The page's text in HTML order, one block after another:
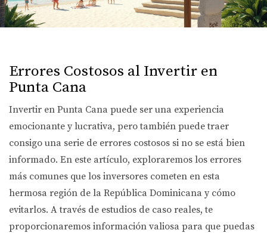
Errores Costosos al Invertir en
Punta Cana
Invertir en Punta Cana puede ser una experiencia
emocionante y lucrativa, pero también puede traer
consigo una serie de errores costosos si no se está bien
informado. En este artículo, exploraremos los errores
más comunes que los inversores cometen en esta
hermosa región de la República Dominicana y cómo
evitarlos. A través de estudios de caso reales, te
proporcionaremos información valiosa para que puedas